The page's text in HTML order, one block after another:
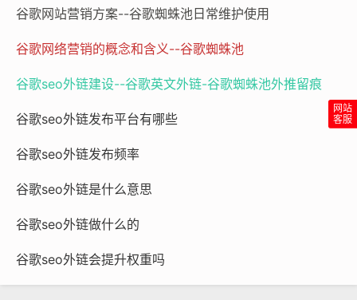
关性”。因此，真正专业的外链平台不会承诺“快速上首
实可信的网络声誉。这背后涉及对谷歌算法更新（如Peng
黑帽SEO手段的规避。可以说，一个优质的谷歌SEO外链
平台，既是技术工具，更是战略伙伴。
---
谷歌SEO外链平台怎么样？
接数量，而应从多个维度进行综合评估。首先，资源质量
是核心指标。理想的平台应具备多样化的外链来源，包括
谷歌网站营销方案--谷歌蜘蛛池日常维护使用
谷歌网络营销的概念和含义--谷歌蜘蛛池
谷歌seo外链建设--谷歌英文外链-谷歌蜘蛛池外推留痕
谷歌seo外链发布平台有哪些
谷歌seo外链发布频率
谷歌seo外链是什么意思
谷歌seo外链做什么的
谷歌seo外链会提升权重吗